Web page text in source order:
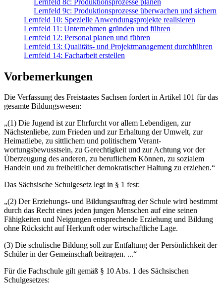
Lernfeld 9c: Produktionsprozesse überwachen und sichern
Lernfeld 10: Spezielle Anwendungsprojekte realisieren
Lernfeld 11: Unternehmen gründen und führen
Lernfeld 12: Personal planen und führen
Lernfeld 13: Qualitäts- und Projektmanagement durchführen
Lernfeld 14: Facharbeit erstellen
Vorbemerkungen
Die Verfassung des Freistaates Sachsen fordert in Artikel 101 für das
gesamte Bil­dungswesen:
„(1) Die Jugend ist zur Ehrfurcht vor allem Lebendigen, zur
Nächstenliebe, zum Frieden und zur Erhaltung der Umwelt, zur
Heimatliebe, zu sittlichem und politischem Ver­ant­
wortungsbewusstsein, zu Gerechtigkeit und zur Achtung vor der
Überzeugung des anderen, zu beruflichem Können, zu sozialem
Handeln und zu freiheitlicher demokrati­scher Haltung zu erziehen.“
Das Sächsische Schulgesetz legt in § 1 fest:
„(2) Der Erziehungs- und Bildungsauftrag der Schule wird bestimmt
durch das Recht eines jeden jungen Menschen auf eine seinen
Fähigkeiten und Neigungen entspre­chende Erziehung und Bildung
ohne Rücksicht auf Herkunft oder wirtschaftliche Lage.
(3) Die schulische Bildung soll zur Entfaltung der Persönlichkeit der
Schüler in der Gemeinschaft beitragen. ...“
Für die Fachschule gilt gemäß § 10 Abs. 1 des Sächsischen
Schulgesetzes: